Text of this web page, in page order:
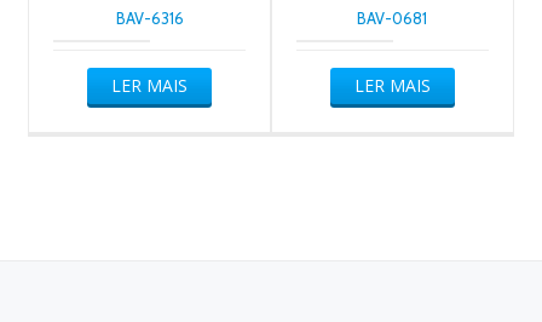
BAV-6316
LER MAIS
BAV-0681
LER MAIS